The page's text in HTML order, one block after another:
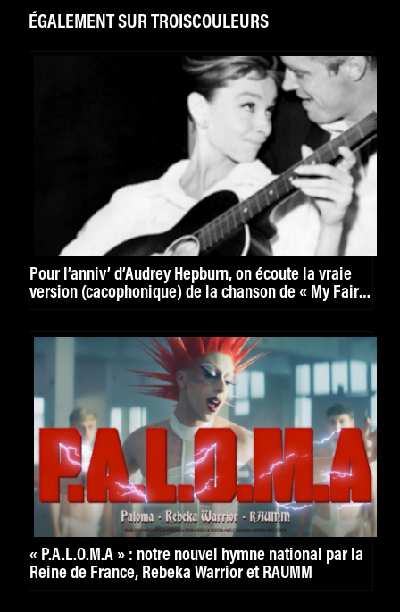
ÉGALEMENT SUR TROISCOULEURS
Pour l’anniv’ d’Audrey Hepburn, on écoute la vraie
version (cacophonique) de la chanson de « My Fair
« P.A.L.O.M.A » : notre nouvel hymne national par la
Reine de France, Rebeka Warrior et RAUMM